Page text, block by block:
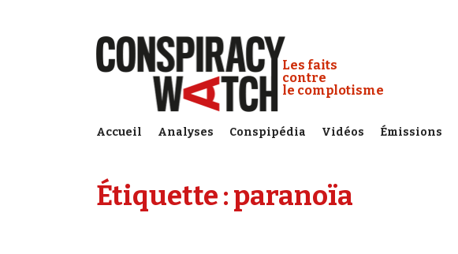
Conspiracy Watch :
Les faits
contre
le complotisme
Accueil Analyses Conspipédia Vidéos Émissions
Étiquette :paranoïa